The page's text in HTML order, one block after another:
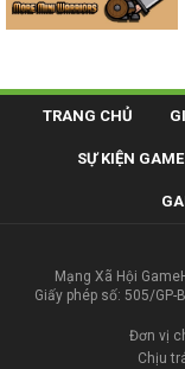
TRANG CHỦ
SỰ KIỆN GAME
Mạng Xã Hội
Giấy phép số: 505/
Đơn vị
Chịu